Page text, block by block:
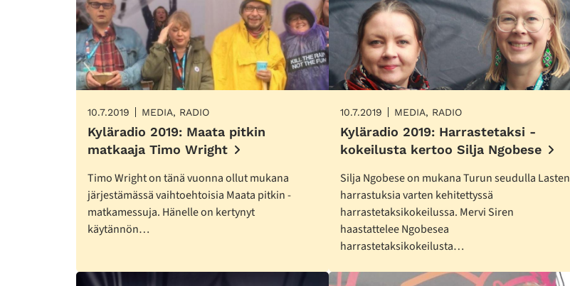
10.7.2019 MEDIA, RADIO
Kyläradio 2019: Maata pitkin
matkaaja Timo Wright
Timo Wright on tänä vuonna ollut mukana
järjestämässä vaihtoehtoisia Maata pitkin -
matkamessuja. Hänelle on kertynyt
käytännön…
10.7.2019 MEDIA, RADIO
Kyläradio 2019: Harrastetaksi -
kokeilusta kertoo Silja Ngobese
Silja Ngobese on mukana Turun seudulla Lasten
harrastuksia varten kehitettyssä
harrastetaksikokeilussa. Mervi Siren
haastattelee Ngobesea
harrastetaksikokeilusta…